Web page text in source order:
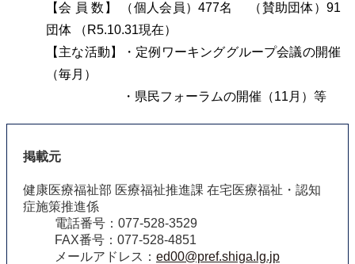
【会 員 数】 （個人会員）477名
（賛助団体）91
団体 （R5.10.31現在）
【主な活動】・定例ワーキンググループ会議の開催
（毎月）
・県民フォーラムの開催（11月）等
掲載元
健康医療福祉部 医療福祉推進課 在宅医療福祉・認知
症施策推進係
電話番号：077-528-3529
FAX番号：077-528-4851
メールアドレス： ed00@pref.shiga.lg.jp